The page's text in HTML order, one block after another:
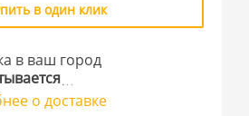
в один клик
в ваш город
о доставке